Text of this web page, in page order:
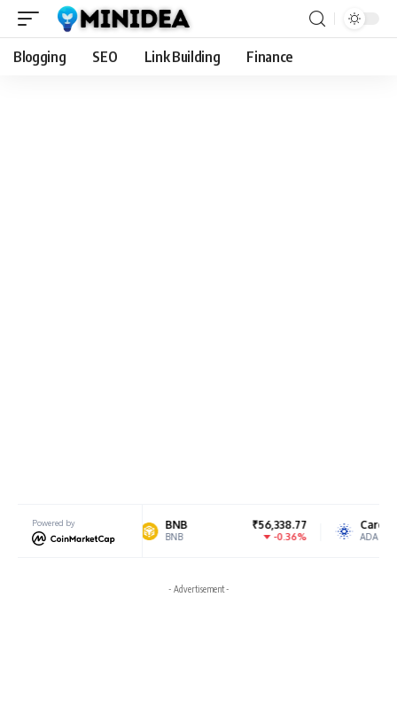
Blogging SEO Link Building Finance
Powered by ₹56,338.77
BNB
Cardano
ADA
- Advertisement -